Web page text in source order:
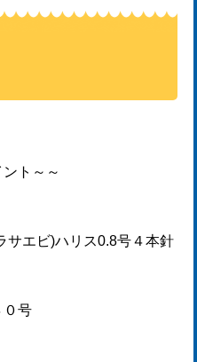
ト～～
サエビ)ハリス0.8号４本針
号